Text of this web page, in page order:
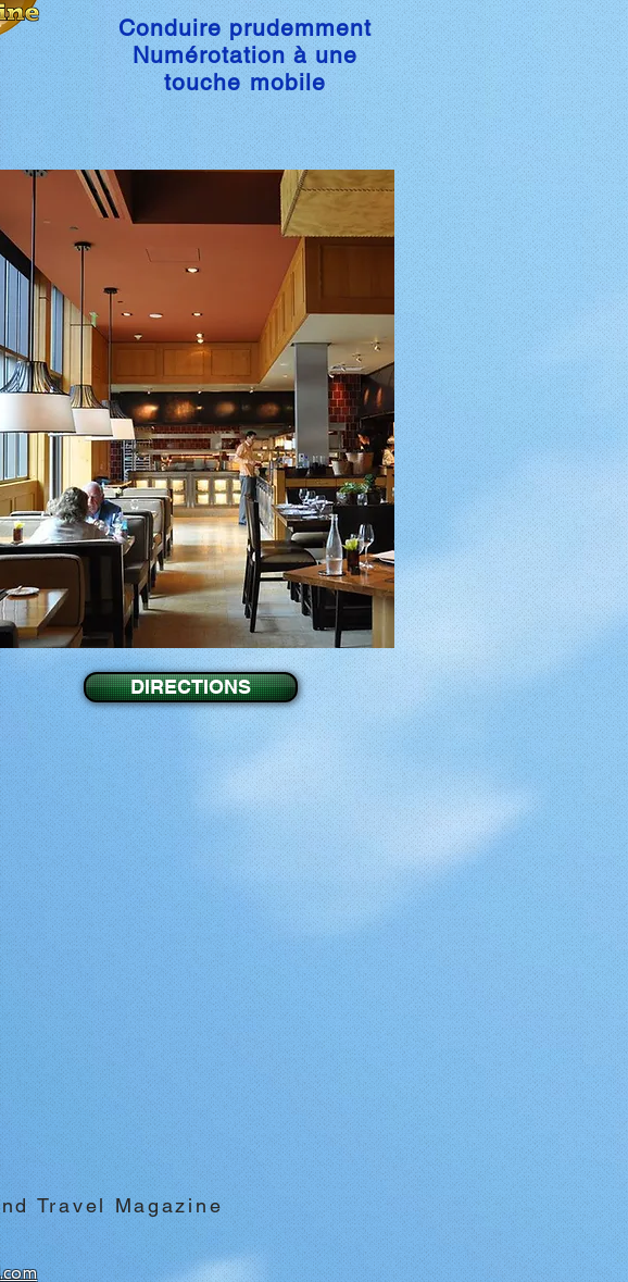
Conduire prudemment
Numérotation à une
touche mobile
DIRECTIONS
Travel Magazine